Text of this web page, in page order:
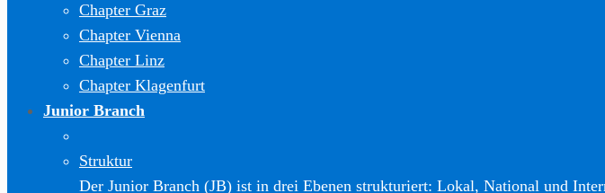
Chapter Graz
Chapter Vienna
Chapter Linz
Chapter Klagenfurt
Junior Branch
Struktur
Der Junior Branch (JB) ist in drei Ebenen strukturiert: Lokal, National und